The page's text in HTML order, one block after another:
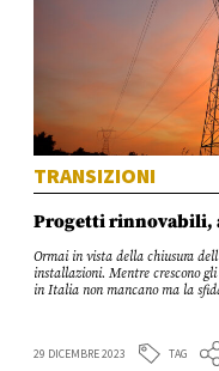
TRANSIZIONI
Progetti rinnovabili,
Ormai in vista della chiusura
installazioni. Mentre crescono
in Italia non mancano ma la
29 DICEMBRE 2023 TAG